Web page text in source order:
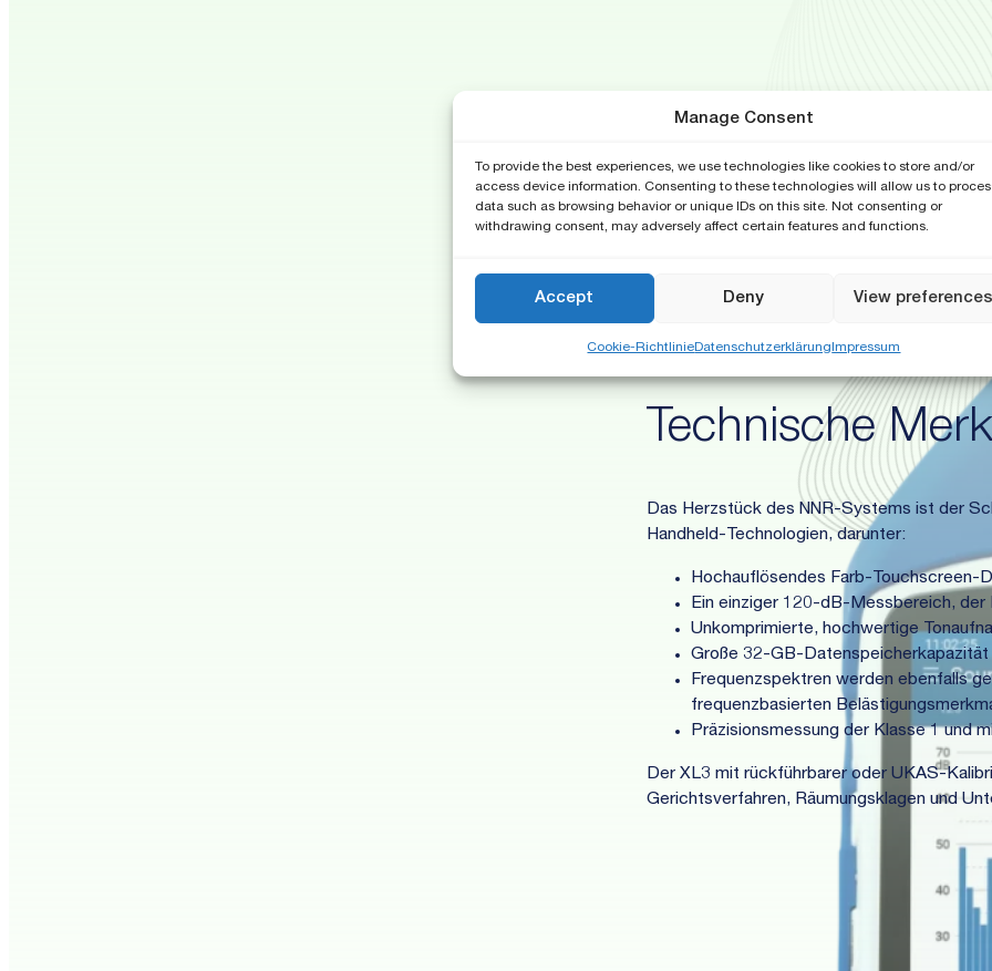
Manage Consent
To provide the best experiences, we use technologies like cookies to store and/or
access device information. Consenting to these technologies will allow us to
data such as browsing behavior or unique IDs on this site. Not consenting or
withdrawing consent, may adversely affect certain features and functions.
Accept Deny View preferences
Cookie-RichtlinieDatenschutzerklärung Impressum
Technische
Das Herzstück des NNR-Systems ist der
Handheld-Technologien, darunter:
Hochauflösendes Farb-Touchscreen-
Ein einziger 120-dB-Messbereich,
Unkomprimierte, hochwertige
Große 32-GB-
Frequenzspektren werden ebenfalls
frequenzbasierten
Präzisionsmessung der Klasse 1 und
Der XL3 mit rückführbarer oder UKAS-
Gerichtsverfahren, Räumungsklagen und